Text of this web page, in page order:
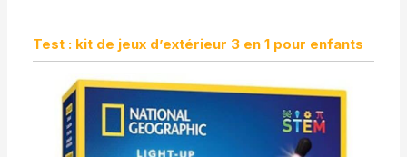
Test : kit de jeux d’extérieur 3 en 1 pour enfants